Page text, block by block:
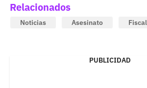
Relacionados
Noticias Asesinato
PUBLICIDAD